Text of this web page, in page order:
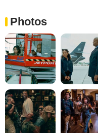
Photos